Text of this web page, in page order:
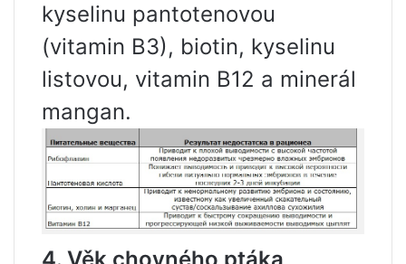
kyselinu pantotenovou
(vitamin B3), biotin, kyselinu
listovou, vitamin B12 a minerál
mangan.